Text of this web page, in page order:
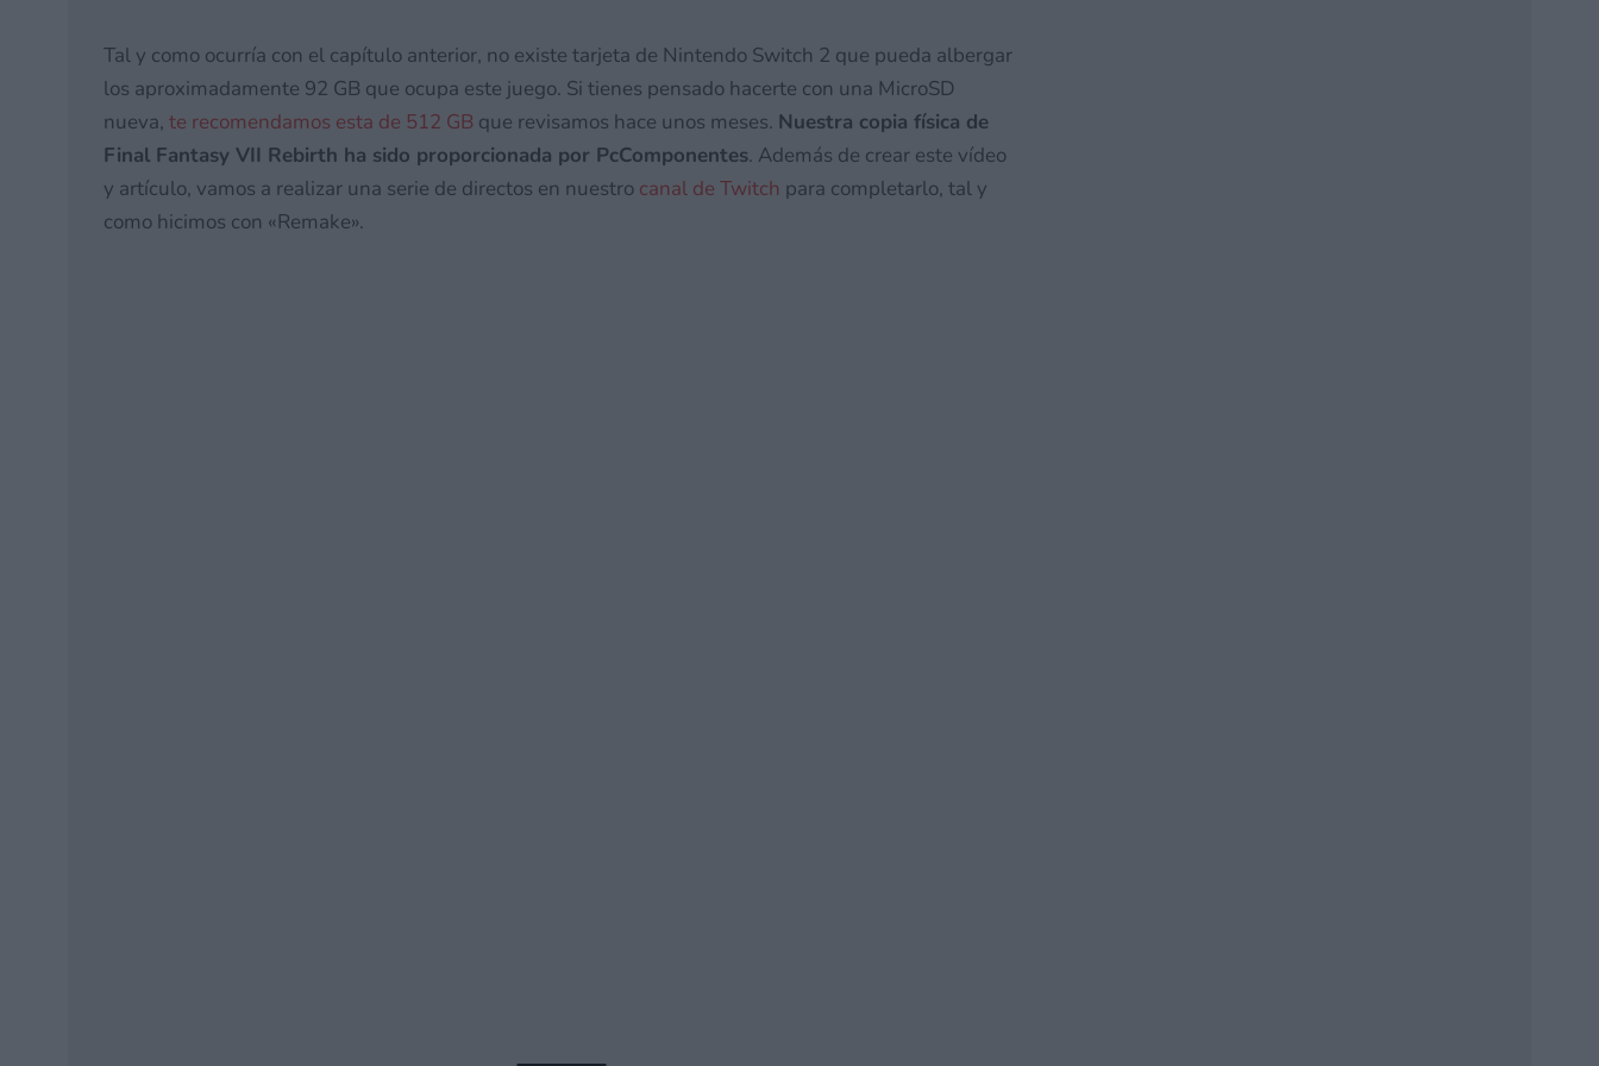
Tal y como ocurría con el capítulo anterior, no existe tarjeta de Nintendo Switch 2 que pueda albergar
los aproximadamente 92 GB que ocupa este juego. Si tienes pensado hacerte con una MicroSD
nueva, te recomendamos esta de 512 GB que revisamos hace unos meses. Nuestra copia física de
Final Fantasy VII Rebirth ha sido proporcionada por PcComponentes. Además de crear este vídeo
y artículo, vamos a realizar una serie de directos en nuestro canal de Twitch para completarlo, tal y
como hicimos con «Remake».